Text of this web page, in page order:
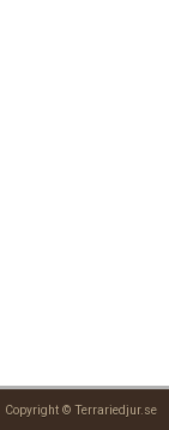
Copyright © Terrariedjur.se